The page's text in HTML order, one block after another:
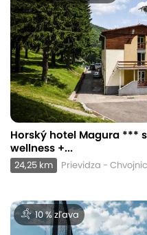
Horský hotel Magura ***
wellness +...
24,25 km Prievidza -
10 % zľava